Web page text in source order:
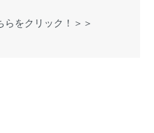
をクリック！＞＞